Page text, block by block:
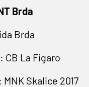
Brda
Brda
: CB La Figaro
: MNK Skalice 2017